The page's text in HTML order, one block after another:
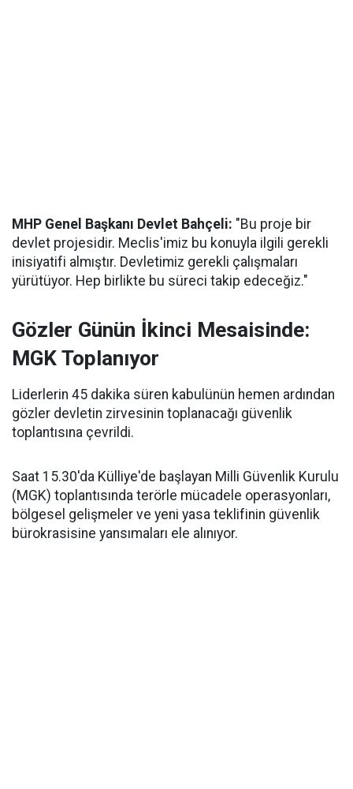
MHP Genel Başkanı Devlet Bahçeli: "Bu proje bir
devlet projesidir. Meclis'imiz bu konuyla ilgili gerekli
inisiyatifi almıştır. Devletimiz gerekli çalışmaları
yürütüyor. Hep birlikte bu süreci takip edeceğiz."
Gözler Günün İkinci Mesaisinde:
MGK Toplanıyor
Liderlerin 45 dakika süren kabulünün hemen ardından
gözler devletin zirvesinin toplanacağı güvenlik
toplantısına çevrildi.
Saat 15.30'da Külliye'de başlayan Milli Güvenlik Kurulu
(MGK) toplantısında terörle mücadele operasyonları,
bölgesel gelişmeler ve yeni yasa teklifinin güvenlik
bürokrasisine yansımaları ele alınıyor.